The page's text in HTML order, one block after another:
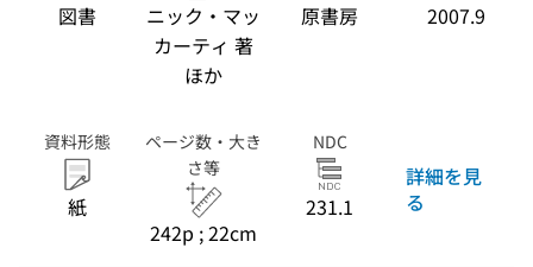
図書
ニック・マッ
カーティ 著
ほか
原書房 2007.9
資料形態
紙
ページ数・大き
さ等
242p ; 22cm
NDC
231.1
詳細を見
る